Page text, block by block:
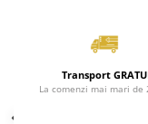
Genți Taupe
Transport
La comenzi mai mari de